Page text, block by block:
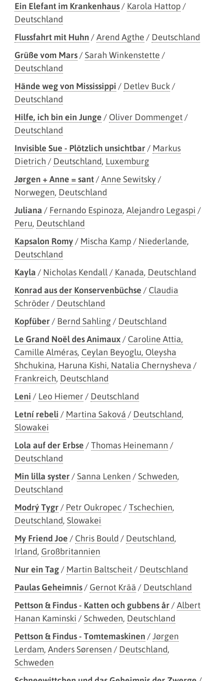
Ein Elefant im Krankenhaus/ Karola Hattop/
Deutschland
Flussfahrt mit Huhn /Arend Agthe / Deutschland
Grüße vom Mars/Sarah Winkenstette /
Deutschland
Hände weg von Mississippi / Detlev Buck /
Deutschland
Hilfe, ich bin ein Junge / Oliver Dommenget/
Deutschland
Invisible Sue - Plötzlich unsichtbar/ Markus
Dietrich / Deutschland, Luxemburg
Jørgen + Anne = sant/Anne Sewitsky /
Norwegen, Deutschland
Juliana / Fernando Espinoza, Alejandro Legaspi /
Peru, Deutschland
Kapsalon Romy/ Mischa Kamp/ Niederlande,
Deutschland
Kayla / Nicholas Kendall/ Kanada, Deutschland
Konrad aus der Konservenbüchse / Claudia
Schröder / Deutschland
Kopfüber/ Bernd Sahling/ Deutschland
Le Grand Noël des Animaux/ Caroline Attia,
Camille Alméras, Ceylan Beyoglu, Oleysha
Shchukina, Haruna Kishi, Natalia Chernysheva /
Frankreich, Deutschland
Leni / Leo Hiemer / Deutschland
Letní rebeli / Martina Saková / Deutschland,
Slowakei
Lola auf der Erbse /Thomas Heinemann /
Deutschland
Min lilla syster/Sanna Lenken /Schweden,
Deutschland
Modrý Tygr/ Petr Oukropec /Tschechien,
Deutschland, Slowakei
My Friend Joe / Chris Bould / Deutschland,
Irland, Großbritannien
Nur ein Tag/ Martin Baltscheit/ Deutschland
Paulas Geheimnis/ Gernot Krää / Deutschland
Pettson & Findus - Katten och gubbens år/Albert
Hanan Kaminski /Schweden, Deutschland
Pettson & Findus - Tomtemaskinen /Jørgen
Lerdam, Anders Sørensen / Deutschland,
Schweden